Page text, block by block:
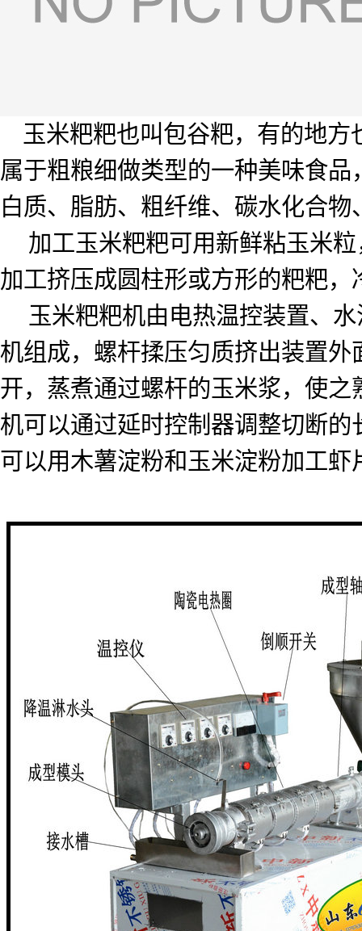
玉米粑粑也叫包谷粑，有的地
属于粗粮细做类型的一种美味食
白质、脂肪、粗纤维、碳水化合
加工玉米粑粑可用新鲜粘玉米
加工挤压成圆柱形或方形的粑粑，
玉米粑粑机由电热温控装置、
机组成，螺杆揉压匀质挤出装置
开，蒸煮通过螺杆的玉米浆，使
机可以通过延时控制器调整切断
可以用木薯淀粉和玉米淀粉加工虾